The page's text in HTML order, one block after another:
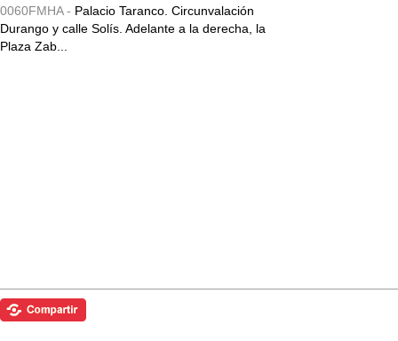
0060FMHA - Palacio Taranco. Circunvalación
Durango y calle Solís. Adelante a la derecha, la
Plaza Zab...